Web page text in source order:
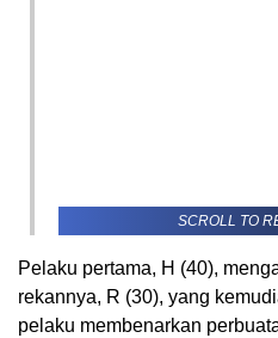
SCROLL TO
Pelaku pertama, H (40),
rekannya, R (30), yang
pelaku membenarkan